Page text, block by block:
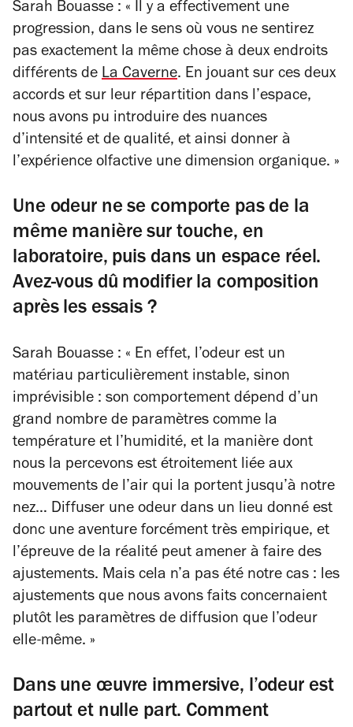
Sarah Bouasse : « Il y a effectivement une
progression, dans le sens où vous ne sentirez
pas exactement la même chose à deux endroits
différents de La Caverne. En jouant sur ces deux
accords et sur leur répartition dans l’espace,
nous avons pu introduire des nuances
d’intensité et de qualité, et ainsi donner à
l’expérience olfactive une dimension organique. »
Une odeur ne se comporte pas de la
même manière sur touche, en
laboratoire, puis dans un espace réel.
Avez-vous dû modifier la composition
après les essais ?
Sarah Bouasse : « En effet, l’odeur est un
matériau particulièrement instable, sinon
imprévisible : son comportement dépend d’un
grand nombre de paramètres comme la
température et l’humidité, et la manière dont
nous la percevons est étroitement liée aux
mouvements de l’air qui la portent jusqu’à notre
nez… Diffuser une odeur dans un lieu donné est
donc une aventure forcément très empirique, et
l’épreuve de la réalité peut amener à faire des
ajustements. Mais cela n’a pas été notre cas : les
ajustements que nous avons faits concernaient
plutôt les paramètres de diffusion que l’odeur
elle-même. »
Dans une œuvre immersive, l’odeur est
partout et nulle part. Comment